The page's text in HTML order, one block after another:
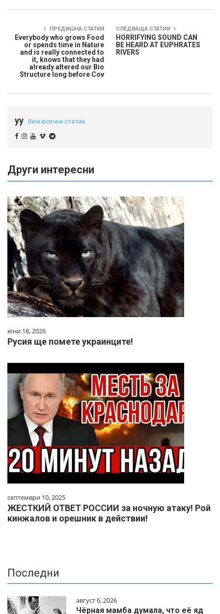
ПРЕДИШНА СТАТИЯ
Everybody who grows Food
or spends time in Nature
and is really connected to
it, knows that they had
already altered our Bio
Structure long before Cov
СЛЕДВАЩА СТАТИЯ
HORRIFYING SOUND CAN
BE HEARD AT EUPHRATES
RIVERS
yy Виж всички статии
Други интересни
юни 18, 2026
Русия ще помете украинците!
септември 10, 2025
ЖЕСТКИЙ ОТВЕТ РОССИИ за ночную атаку! Рой
кинжалов и орешник в действии!
Последни
август 6, 2026
Чёрная мамба думала, что её яд